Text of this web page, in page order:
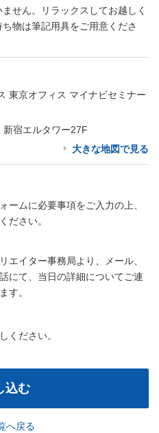
せん。リラックスしてお越しく
ち物は筆記用具をご用意くださ
東京オフィス マイナビセミナー
宿エルタワー27F
大きな地図で見る
ームに必要事項をご入力の上、
ださい。
エイター事務局より、メール、
にて、当日の詳細についてご連
す。
ください。
込む
へ戻る